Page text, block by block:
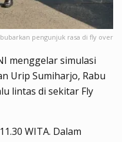
pengunjuk rasa di fly over
menggelar simulasi
Urip Sumiharjo, Rabu
lintas di sekitar Fly
WITA. Dalam